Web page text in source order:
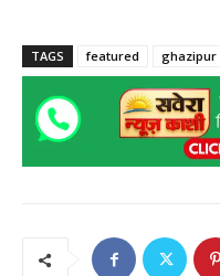
TAGS featured ghazipur